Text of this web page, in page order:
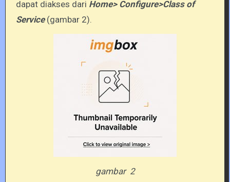
dapat diakses dari Home> Configure>Class of
Service (gambar 2).
gambar 2